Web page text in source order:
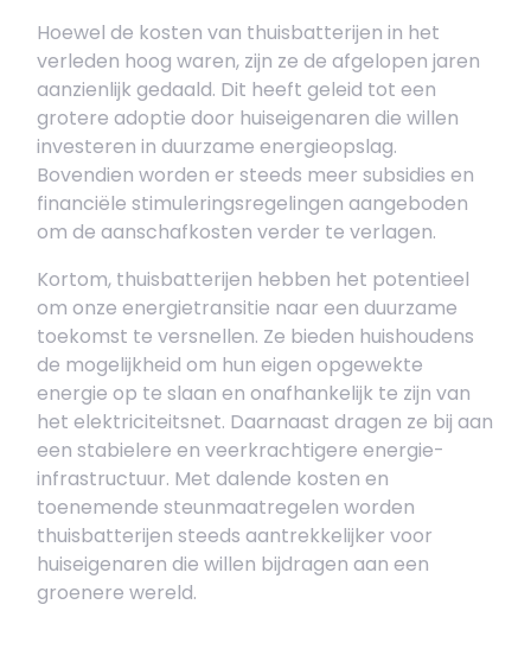
Hoewel de kosten van thuisbatterijen in het
verleden hoog waren, zijn ze de afgelopen jaren
aanzienlijk gedaald. Dit heeft geleid tot een
grotere adoptie door huiseigenaren die willen
investeren in duurzame energieopslag.
Bovendien worden er steeds meer subsidies en
financiële stimuleringsregelingen aangeboden
om de aanschafkosten verder te verlagen.
Kortom, thuisbatterijen hebben het potentieel
om onze energietransitie naar een duurzame
toekomst te versnellen. Ze bieden huishoudens
de mogelijkheid om hun eigen opgewekte
energie op te slaan en onafhankelijk te zijn van
het elektriciteitsnet. Daarnaast dragen ze bij aan
een stabielere en veerkrachtigere energie-
infrastructuur. Met dalende kosten en
toenemende steunmaatregelen worden
thuisbatterijen steeds aantrekkelijker voor
huiseigenaren die willen bijdragen aan een
groenere wereld.